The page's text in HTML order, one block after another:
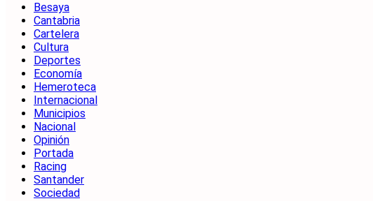
Besaya
Cantabria
Cartelera
Cultura
Deportes
Economía
Hemeroteca
Internacional
Municipios
Nacional
Opinión
Portada
Racing
Santander
Sociedad